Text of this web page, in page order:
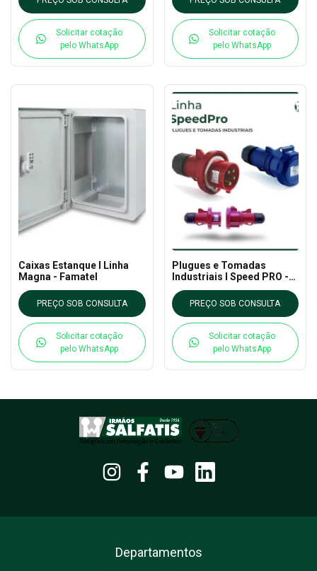
Solicitar cotação
pelo WhatsApp
Solicitar cotação
pelo WhatsApp
Caixas Estanque l Linha
Magna - Famatel
PREÇO SOB CONSULTA
Solicitar cotação
pelo WhatsApp
Plugues e Tomadas
Industriais l Speed PRO -
Famatel
PREÇO SOB CONSULTA
Solicitar cotação
pelo WhatsApp
Departamentos